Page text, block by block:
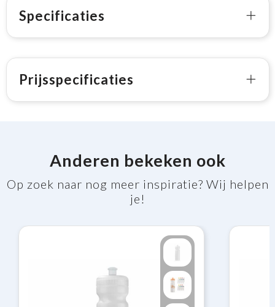
Specificaties
Prijsspecificaties
Anderen bekeken ook
Op zoek naar nog meer inspiratie? Wij helpen
je!